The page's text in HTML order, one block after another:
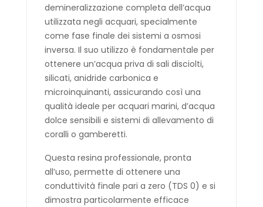
demineralizzazione completa dell’acqua
utilizzata negli acquari, specialmente
come fase finale dei sistemi a osmosi
inversa. Il suo utilizzo è fondamentale per
ottenere un’acqua priva di sali disciolti,
silicati, anidride carbonica e
microinquinanti, assicurando così una
qualità ideale per acquari marini, d’acqua
dolce sensibili e sistemi di allevamento di
coralli o gamberetti.
Questa resina professionale, pronta
all’uso, permette di ottenere una
conduttività finale pari a zero (TDS 0) e si
dimostra particolarmente efficace